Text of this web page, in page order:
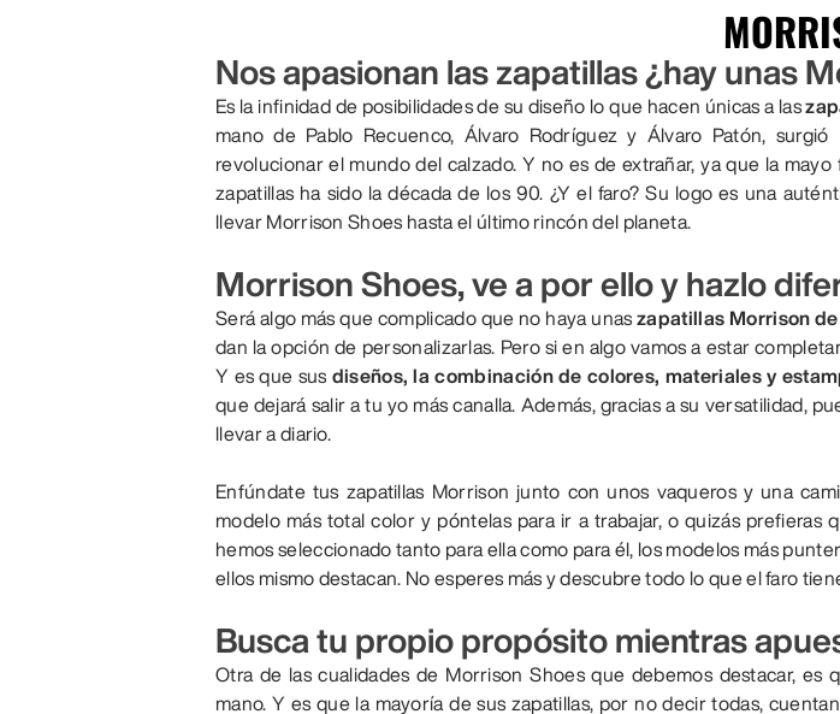
Nos apasionan las zapatillas ¿hay unas
Es la infinidad de posibilidades de su diseño lo que hacen únicas a las
mano de Pablo Recuenco, Álvaro Rodríguez y Álvaro Patón,
revolucionar el mundo del calzado. Y no es de extrañar, ya que la
zapatillas ha sido la década de los 90. ¿Y el faro? Su logo es una
llevar Morrison Shoes hasta el último rincón del planeta.
Morrison Shoes, ve a por ello y hazlo
Será algo más que complicado que no haya unaszapatillas Morrison
dan la opción de personalizarlas. Pero si en algo vamos a estar
Y es que sus diseños, la combinación de colores, materiales y
que dejará salir a tu yo más canalla. Además, gracias a su versatilidad,
llevar a diario.
Enfúndate tus zapatillas Morrison junto con unos vaqueros y una
modelo más total color y póntelas para ir a trabajar, o quizás
hemos seleccionado tanto para ella como para él, los modelos más
ellos mismo destacan. No esperes más y descubre todo lo que el faro
Busca tu propio propósito mientras
Otra de las cualidades de Morrison Shoes que debemos destacar, es
mano. Y es que la mayoría de sus zapatillas, por no decir todas,